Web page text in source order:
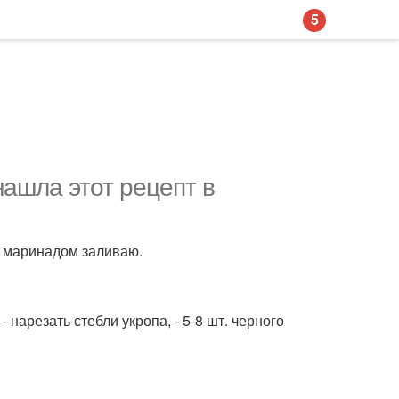
этот рецепт в
заливаю.
стебли укропа, - 5-8 шт. черного
5